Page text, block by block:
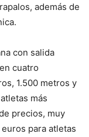
además de
con salida
cuatro
1.500 metros y
más
precios, muy
para atletas